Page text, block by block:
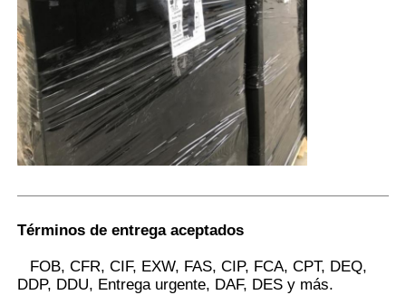
Términos de entrega aceptados
FOB, CFR, CIF, EXW, FAS, CIP, FCA, CPT, DEQ,
DDP, DDU, Entrega urgente, DAF, DES y más.